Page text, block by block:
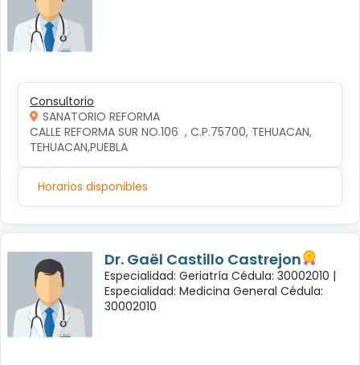
Consultorio
SANATORIO REFORMA
CALLE REFORMA SUR NO.106  , C.P.75700, TEHUACAN,
TEHUACAN,PUEBLA
Horarios disponibles
Dr. Gaël Castillo Castrejon
Especialidad: Geriatría Cédula: 30002010 |
Especialidad: Medicina General Cédula:
30002010